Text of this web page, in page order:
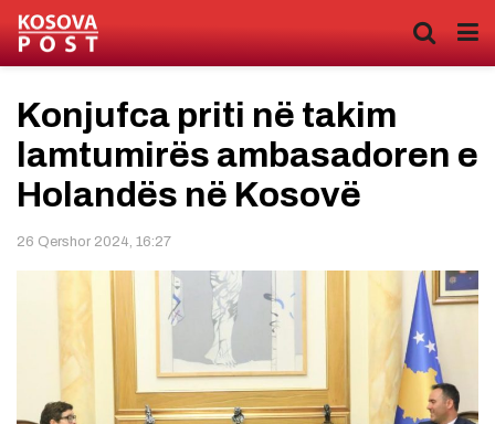
Konjufca priti në takim
lamtumirës ambasadoren e
Holandës në Kosovë
26 Qershor 2024, 16:27